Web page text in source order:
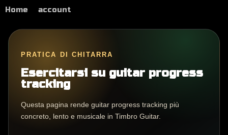
Home account
PRATICA DI CHITARRA
Esercitarsi su guitar progress
tracking
Questa pagina rende guitar progress tracking più
concreto, lento e musicale in Timbro Guitar.